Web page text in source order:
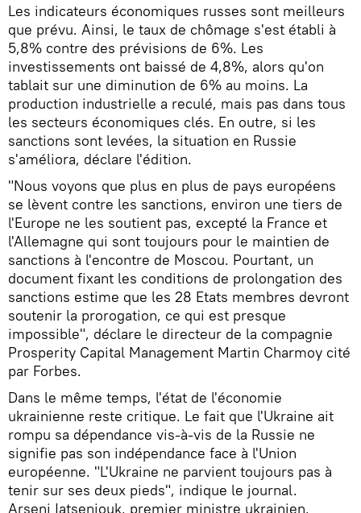
Les indicateurs économiques russes sont meilleurs
que prévu. Ainsi, le taux de chômage s'est établi à
5,8% contre des prévisions de 6%. Les
investissements ont baissé de 4,8%, alors qu'on
tablait sur une diminution de 6% au moins. La
production industrielle a reculé, mais pas dans tous
les secteurs économiques clés. En outre, si les
sanctions sont levées, la situation en Russie
s'améliora, déclare l'édition.
"Nous voyons que plus en plus de pays européens
se lèvent contre les sanctions, environ une tiers de
l'Europe ne les soutient pas, excepté la France et
l'Allemagne qui sont toujours pour le maintien de
sanctions à l'encontre de Moscou. Pourtant, un
document fixant les conditions de prolongation des
sanctions estime que les 28 Etats membres devront
soutenir la prorogation, ce qui est presque
impossible", déclare le directeur de la compagnie
Prosperity Capital Management Martin Charmoy cité
par Forbes.
Dans le même temps, l'état de l'économie
ukrainienne reste critique. Le fait que l'Ukraine ait
rompu sa dépendance vis-à-vis de la Russie ne
signifie pas son indépendance face à l'Union
européenne. "L'Ukraine ne parvient toujours pas à
tenir sur ses deux pieds", indique le journal.
Arseni Iatseniouk, premier ministre ukrainien,